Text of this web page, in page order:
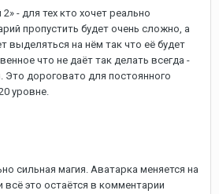
- для тех кто хочет реально
пропустить будет очень сложно, а
выделяться на нём так что её будет
что не даёт так делать всегда -
Это дороговато для постоянного
уровне.
сильная магия. Аватарка меняется на
всё это остаётся в комментарии